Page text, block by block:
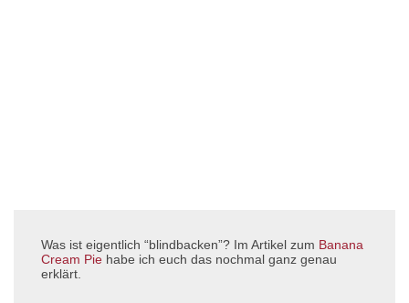
Was ist eigentlich “blindbacken”? Im Artikel zum Banana
Cream Pie habe ich euch das nochmal ganz genau
erklärt.